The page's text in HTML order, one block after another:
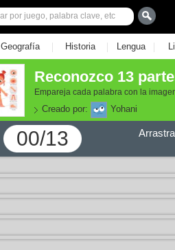
Geografía | Historia | Lengua |
Reconozco 13
Empareja cada palabra con la
Creado por: Yohani
00/13